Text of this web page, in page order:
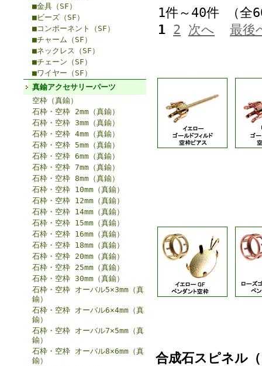
■金具（SF）
■ビーズ（SF）
■コンポーネント（SF）
■チャーム（SF）
■ネックレス（SF）
■チェーン（SF）
■ワイヤー（SF）
真鍮アクセサリーパーツ
空枠（真鍮）
石枠・空枠 2mm（真鍮）
石枠・空枠 3mm（真鍮）
石枠・空枠 4mm（真鍮）
石枠・空枠 5mm（真鍮）
石枠・空枠 6mm（真鍮）
石枠・空枠 7mm（真鍮）
石枠・空枠 8mm（真鍮）
石枠・空枠 10mm（真鍮）
石枠・空枠 12mm（真鍮）
石枠・空枠 14mm（真鍮）
石枠・空枠 15mm（真鍮）
石枠・空枠 16mm（真鍮）
石枠・空枠 18mm（真鍮）
石枠・空枠 20mm（真鍮）
石枠・空枠 25mm（真鍮）
石枠・空枠 30mm（真鍮）
石枠・空枠 オーバル5×3mm（真
鍮）
石枠・空枠 オーバル6×4mm（真
鍮）
石枠・空枠 オーバル7×5mm（真
鍮）
石枠・空枠 オーバル8×6mm（真
鍮）
1件～40件 （
1 2 次へ 最後
合成石スピネル